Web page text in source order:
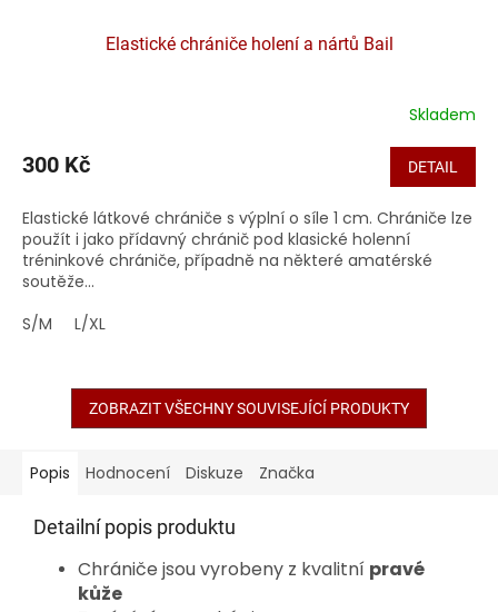
Elastické chrániče holení a nártů Bail
Skladem
300 Kč DETAIL
Elastické látkové chrániče s výplní o síle 1 cm. Chrániče lze
použít i jako přídavný chránič pod klasické holenní
tréninkové chrániče, případně na některé amatérské
soutěže...
S/M
L/XL
ZOBRAZIT VŠECHNY SOUVISEJÍCÍ PRODUKTY
Popis Hodnocení Diskuze Značka
Detailní popis produktu
Chrániče jsou vyrobeny z kvalitní pravé
kůže